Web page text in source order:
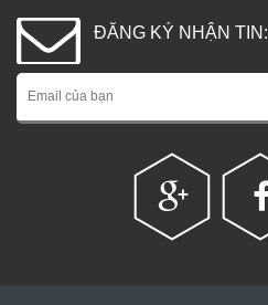
ĐĂNG KÝ NHẬN TIN: